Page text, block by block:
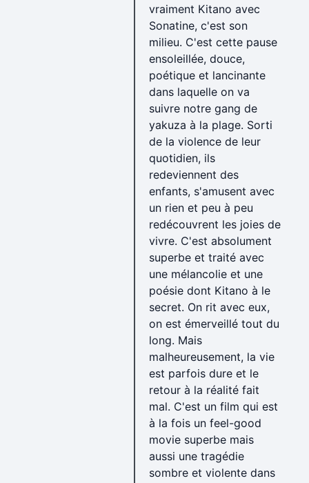
vraiment Kitano avec
Sonatine, c'est son
milieu. C'est cette pause
ensoleillée, douce,
poétique et lancinante
dans laquelle on va
suivre notre gang de
yakuza à la plage. Sorti
de la violence de leur
quotidien, ils
redeviennent des
enfants, s'amusent avec
un rien et peu à peu
redécouvrent les joies de
vivre. C'est absolument
superbe et traité avec
une mélancolie et une
poésie dont Kitano à le
secret. On rit avec eux,
on est émerveillé tout du
long. Mais
malheureusement, la vie
est parfois dure et le
retour à la réalité fait
mal. C'est un film qui est
à la fois un feel-good
movie superbe mais
aussi une tragédie
sombre et violente dans